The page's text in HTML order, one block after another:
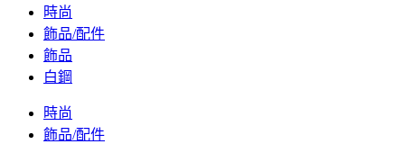
時尚
飾品/配件
飾品
白鋼
時尚
飾品/配件